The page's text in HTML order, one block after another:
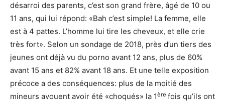
désarroi des parents, c’est son grand frère, âgé de 10 ou
11 ans, qui lui répond: «Bah c’est simple! La femme, elle
est à 4 pattes. L’homme lui tire les cheveux, et elle crie
très fort». Selon un sondage de 2018, près d’un tiers des
jeunes ont déjà vu du porno avant 12 ans, plus de 60%
avant 15 ans et 82% avant 18 ans. Et une telle exposition
précoce a des conséquences: plus de la moitié des
mineurs avouent avoir été «choqués» la 1ère fois qu’ils ont